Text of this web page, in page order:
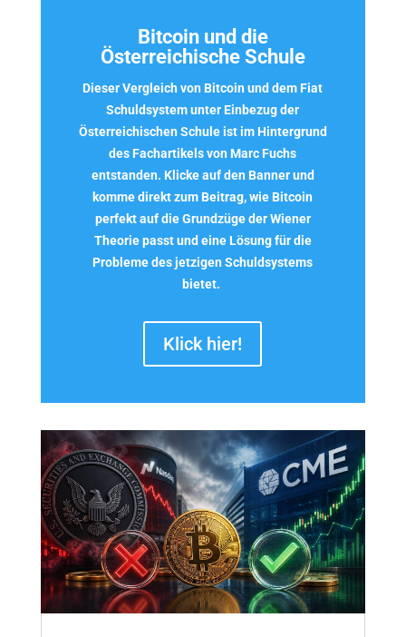
Bitcoin und die
Österreichische Schule
Dieser Vergleich von Bitcoin und dem Fiat
Schuldsystem unter Einbezug der
Österreichischen Schule ist im Hintergrund
des Fachartikelsvon Marc Fuchs
entstanden. Klicke auf den Banner und
komme direkt zum Beitrag,wie Bitcoin
perfekt auf die Grundzüge der Wiener
Theorie passt und eine Lösung für die
Probleme des jetzigen Schuldsystems
bietet.
Klick hier!